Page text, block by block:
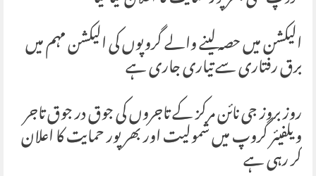
الیکشن میں حصہ لینے والے گروپوں کی الیکشن مہم میں
برق رفتاری سے تیاری جاری ہے
روز بروز جی نائن مرکز کے تاجروں کی جوق در جوق تاجر
ویلفیئر گروپ میں شمولیت اور بھرپور حمایت کا اعلان
کر رہی ہے